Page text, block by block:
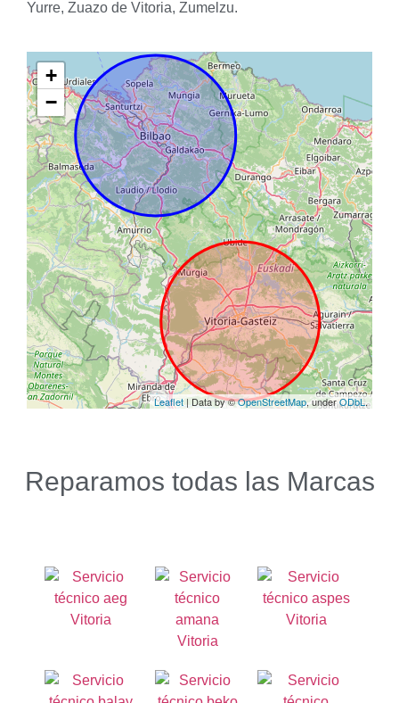
Yurre, Zuazo de Vitoria, Zumelzu.
Reparamos todas las Marcas